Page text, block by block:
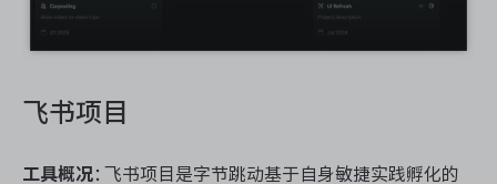
飞书项目
工具概况：飞书项目是字节跳动基于自身敏捷实践孵化的